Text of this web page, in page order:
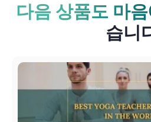
다음 상품도 마
습니